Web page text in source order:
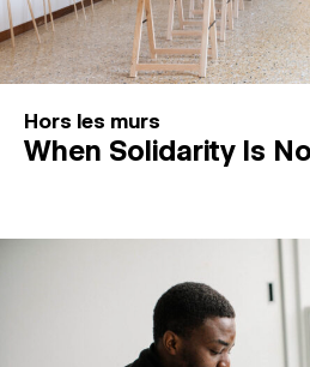
Hors les murs
When Solidarity Is